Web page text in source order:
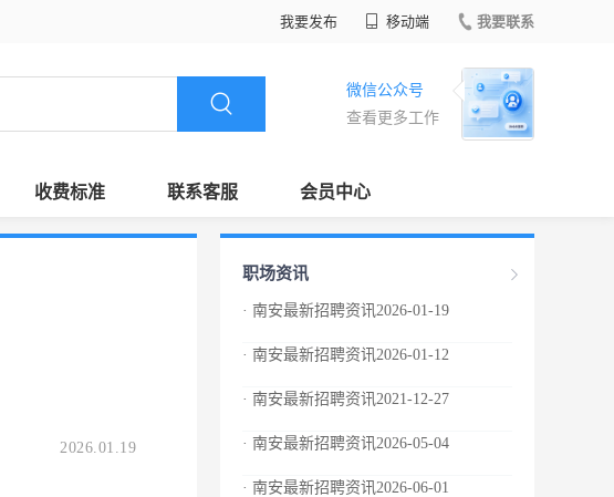
我要发布 移动端 我要联系
微信公众号
查看更多工作
收费标准 联系客服 会员中心
2026.01.19
职场资讯
· 南安最新招聘资讯2026-01-19
· 南安最新招聘资讯2026-01-12
· 南安最新招聘资讯2021-12-27
· 南安最新招聘资讯2026-05-04
· 南安最新招聘资讯2026-06-01